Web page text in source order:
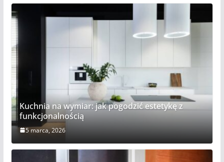
Kuchnia na wymiar: jak pogodzić estetykę z
funkcjonalnością
5 marca, 2026